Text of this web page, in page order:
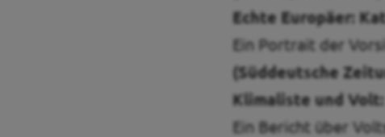
Echte Europäer:
Ein Portrait der
(Süddeutsche
Klimaliste und
Ein Bericht über